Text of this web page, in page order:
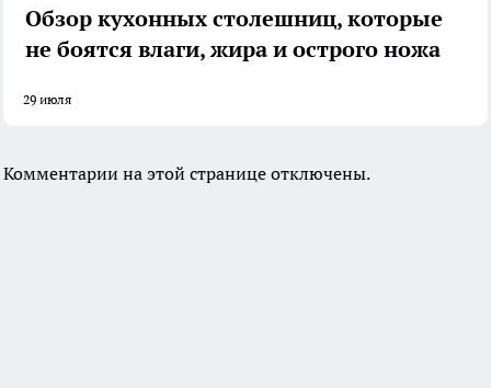
Обзор кухонных столешниц, которые
не боятся влаги, жира и острого ножа
29 июля
Комментарии на этой странице отключены.